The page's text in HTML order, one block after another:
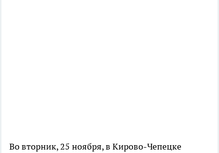
Во вторник, 25 ноября, в Кирово-Чепецке